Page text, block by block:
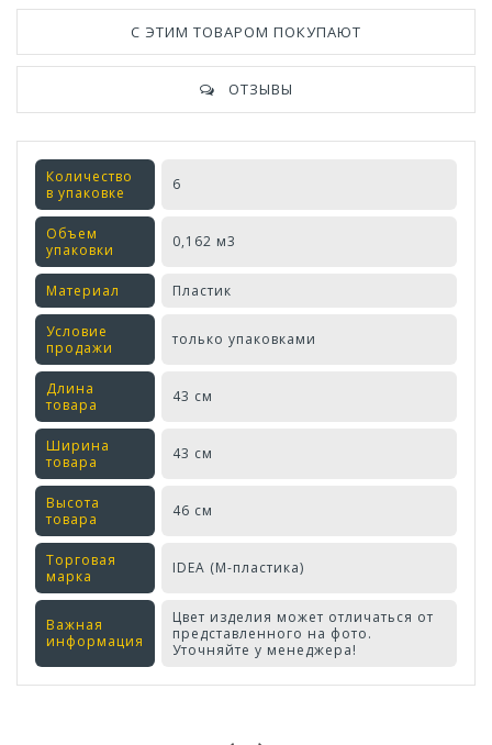
С ЭТИМ ТОВАРОМ ПОКУПАЮТ
ОТЗЫВЫ
Количество
в упаковке
6
Объем
упаковки
0,162 м3
Материал Пластик
Условие
продажи
только упаковками
Длина
товара
43 см
Ширина
товара
43 см
Высота
товара
46 см
Торговая
марка
IDEA (М-пластика)
Важная
информация
Цвет изделия может отличаться от
представленного на фото.
Уточняйте у менеджера!